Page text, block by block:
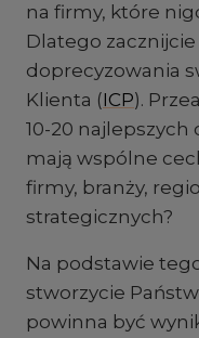
na firmy, które
Dlatego
doprecyzowania
Klienta (ICP).
10-20
mają wspólne
firmy, branży,
strategicznych?
Na podstawie
stworzycie
powinna być